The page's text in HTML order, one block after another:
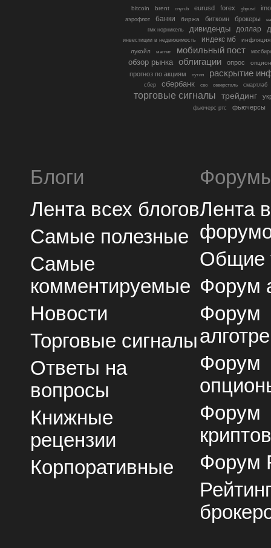
bitcoin brent cnyrub eurusd forex gbpusd
аэрофлот банки биржа биткоин брокеры
гмк норникель
дивиденды доллар
инвестиции в недвижимость индекс мб
инфляция
лукойл
магнит мобильный пост
обзор рынка облигации опрос
прогноз по акциям путин раскрытие
сбер сбербанк сво северсталь смартлаб
торговые сигналы трейдинг
фьючерс ртс фьючерсы
Блоги
Лента всех блогов
Самые полезные
Самые
комментируемые
Новости
Торговые сигналы
Ответы на
вопросы
Книжные
рецензии
Корпоративные
Лента
Общие
Форум
Форум
Форум
Форум
Форум